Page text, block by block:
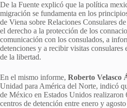
De la Fuente explicó que la política
migración se fundamenta en los
de Viena sobre Relaciones Consulares
el derecho a la protección de los
comunicación con los consulados, a
detenciones y a recibir visitas consulares
de la libertad.
En el mismo informe, Roberto Velasco
Unidad para América del Norte, indicó
de México en Estados Unidos realizaron
centros de detención entre enero y